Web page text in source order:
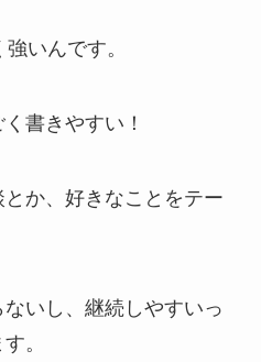
いんです。
書きやすい！
か、好きなことをテー
いし、継続しやすいっ
。